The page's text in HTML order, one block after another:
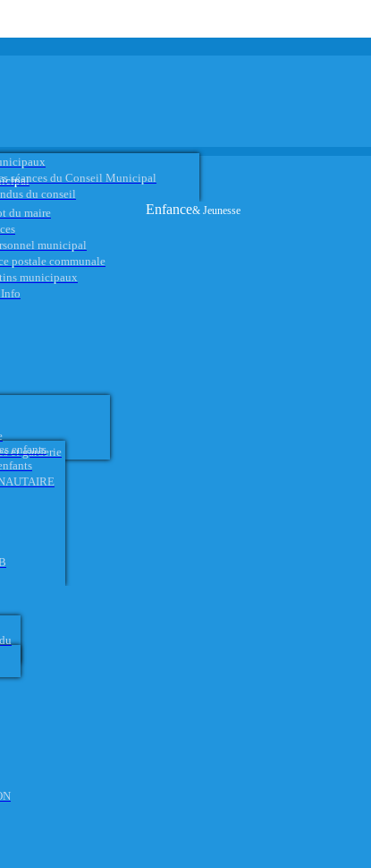
séances du Conseil Municipal
du conseil
du maire
municipal
postale communale
municipaux
Enfance& Jeunesse
et garderie
enfants